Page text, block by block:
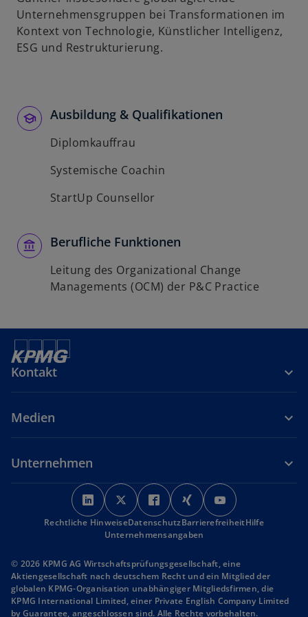
Unternehmensgruppen bei Transformationen im
Kontext von Technologie, Künstlicher Intelligenz,
ESG und Restrukturierung.
Ausbildung & Qualifikationen
Diplomkauffrau
Systemische Coachin
StartUp Counsellor
Berufliche Funktionen
Leitung des Organizational Change
Managements (OCM) der P&C Practice
Kontakt
Medien
Unternehmen
w
i
r
d
n
e
i
w
i
r
d
n
e
i
w
i
r
d
n
e
i
w
i
r
i
n
e
i
i
r
n
e
i
Rechtliche HinweiseDatenschutzBarrierefreiheitHilfe
Unternehmensangaben
© 2026 KPMG AG Wirtschaftsprüfungsgesellschaft, eine
Aktiengesellschaft nach deutschem Recht und ein Mitglied der
globalen KPMG-Organisation unabhängiger Mitgliedsfirmen, die
KPMG International Limited, einer Private English Company Limited
by Guarantee, angeschlossen sind. Alle Rechte vorbehalten.